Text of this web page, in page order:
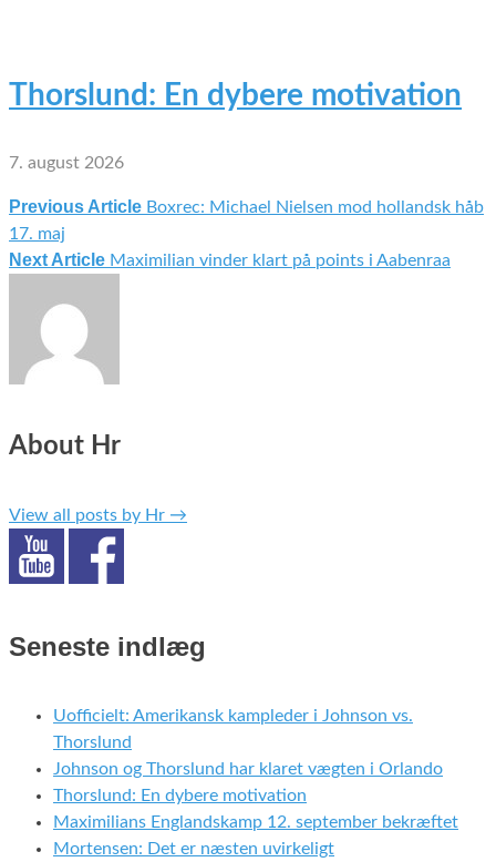
Thorslund: En dybere motivation
7. august 2026
Indlægsnavigation
Previous Article Boxrec: Michael Nielsen mod hollandsk håb
17. maj
Next Article Maximilian vinder klart på points i Aabenraa
About Hr
View all posts by Hr →
Seneste indlæg
Uofficielt: Amerikansk kampleder i Johnson vs.
Thorslund
Johnson og Thorslund har klaret vægten i Orlando
Thorslund: En dybere motivation
Maximilians Englandskamp 12. september bekræftet
Mortensen: Det er næsten uvirkeligt